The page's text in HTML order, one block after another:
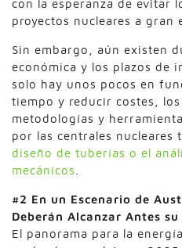
con la esperanza de evitar
proyectos nucleares a gran
Sin embargo, aún existen
económica y los plazos de
solo hay unos pocos en
tiempo y reducir costes, los
metodologías y
por las centrales nucleares
diseño de tuberías o el
mecánicos
#2 En un Escenario de
Deberán Alcanzar Antes
El panorama para la